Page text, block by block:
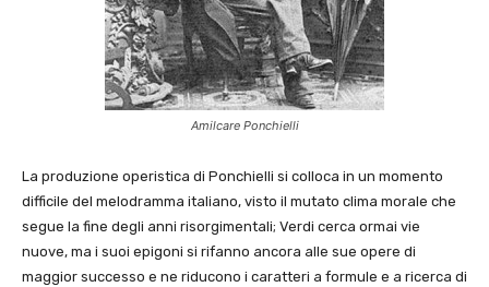
Amilcare Ponchielli
La produzione operistica di Ponchielli si colloca in un momento
difficile del melodramma italiano, visto il mutato clima morale che
segue la fine degli anni risorgimentali; Verdi cerca ormai vie
nuove, ma i suoi epigoni si rifanno ancora alle sue opere di
maggior successo e ne riducono i caratteri a formule e a ricerca di